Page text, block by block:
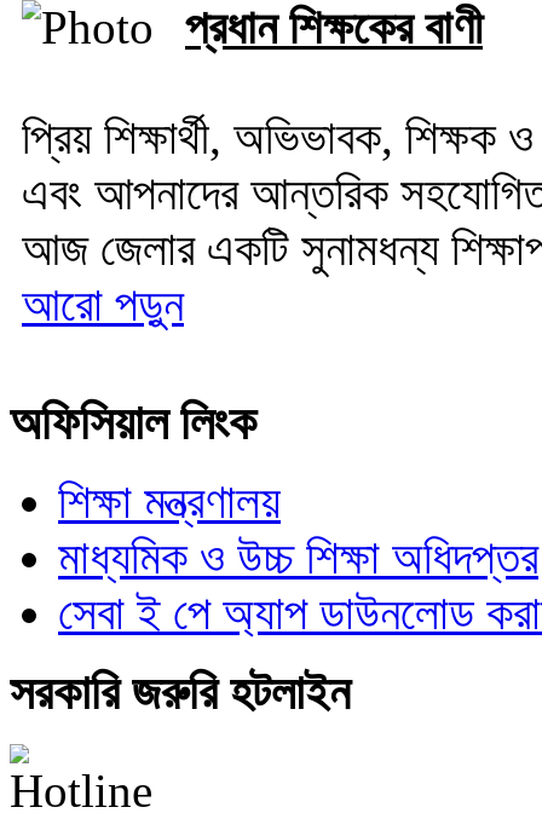
প্রধান শিক্ষকের বাণী
প্রিয় শিক্ষার্থী, অভিভাবক,
এবং আপনাদের আন্তরিক
আজ জেলার একটি সুনামধন্য
আরো পড়ুন
অফিসিয়াল লিংক
শিক্ষা মন্ত্রণালয়
মাধ্যমিক ও উচ্চ শিক্ষা অধিদপ্তর
সেবা ই পে অ্যাপ ডাউনলোড
সরকারি জরুরি হটলাইন